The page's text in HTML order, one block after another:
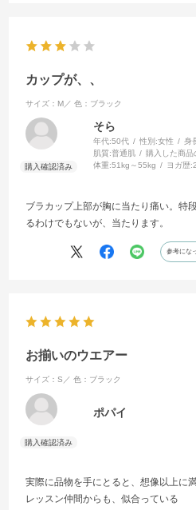
カップが、、
サイズ：M／ 色：ブラック
そら
年代:50代 性別:女性 身
肌質:普通肌 購入した商品
体重:51kg～55kg ヨガ歴:
ブラカップ上部が胸に当たり痛い。特
るわけでもないが、当たります。
参考にな
お揃いのウエアー
サイズ：S／ 色：ブラック
ポパイ
実際に品物を手にとると、想像以上に
レッスン仲間からも、似合っている